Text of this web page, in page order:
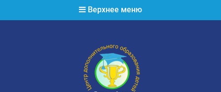
Верхнее меню